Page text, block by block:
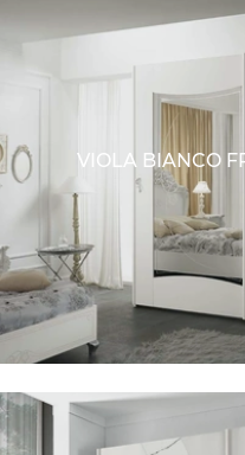
VIOLA BIANCO